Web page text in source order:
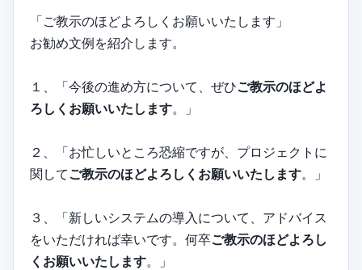
「ご教示のほどよろしくお願いいたします」
お勧め文例を紹介します。
１、「今後の進め方について、ぜひご教示のほどよ
ろしくお願いいたします。」
２、「お忙しいところ恐縮ですが、プロジェクトに
関してご教示のほどよろしくお願いいたします。」
３、「新しいシステムの導入について、アドバイス
をいただければ幸いです。何卒ご教示のほどよろし
くお願いいたします。」